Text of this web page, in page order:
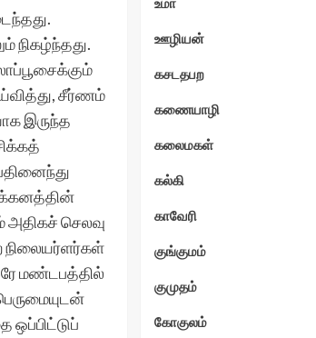
நிகழ்ந்தது.
சீர்ணம்
இருந்த
அதிகச் செலவு
நிலையர்ளர்கள்
மண்டபத்தில்
ஊழியன்
கசடதபற
கணையாழி
கலைமகள்
கல்கி
காவேரி
குங்குமம்
குமுதம்
கோகுலம்